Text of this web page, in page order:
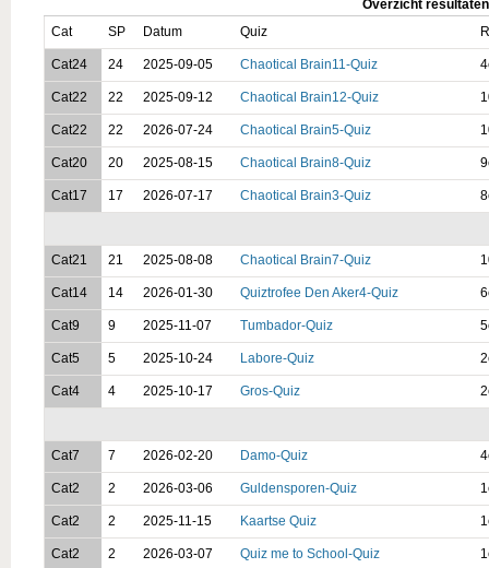
Overzicht resultaten
Cat
SP Datum Quiz
Cat24 24 2025-09-05 Chaotical Brain11-Quiz
Cat22 22 2025-09-12 Chaotical Brain12-Quiz
Cat22 22 2026-07-24 Chaotical Brain5-Quiz
Cat20 20 2025-08-15 Chaotical Brain8-Quiz
Cat17 17 2026-07-17 Chaotical Brain3-Quiz
Cat21 21 2025-08-08 Chaotical Brain7-Quiz
Cat14 14 2026-01-30 Quiztrofee Den Aker4-Quiz
Cat9 9 2025-11-07 Tumbador-Quiz
Cat5 5 2025-10-24 Labore-Quiz
Cat4 4 2025-10-17 Gros-Quiz
Cat7 7 2026-02-20 Damo-Quiz
Cat2 2 2026-03-06 Guldensporen-Quiz
Cat2 2 2025-11-15 Kaartse Quiz
Cat2 2 2026-03-07 Quiz me to School-Quiz